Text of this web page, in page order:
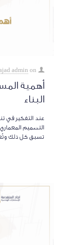
admin on
أهمية
البناء
عند التفكير في
التصميم
تسبق كل ذلك